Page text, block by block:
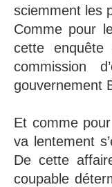
sciemment les
Comme pour
cette
commission
gouvernement
Et comme
va lentement
De cette
coupable